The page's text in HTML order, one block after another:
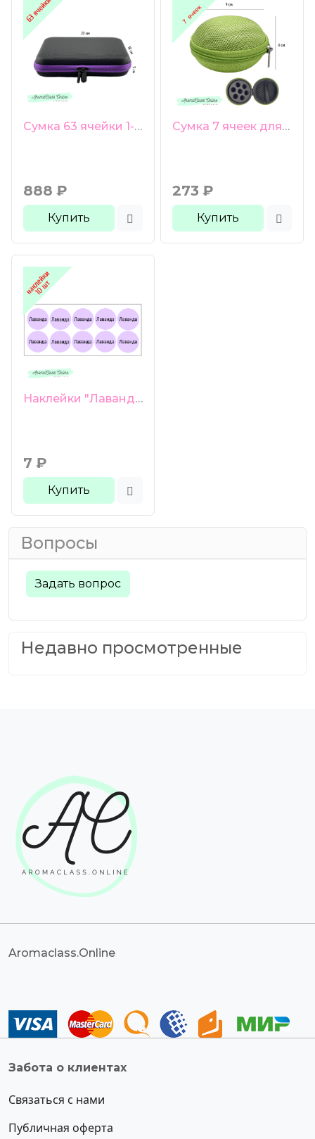
Сумка 63 ячейки 1-3 мл фиолетовая молния
888 ₽
Купить
Сумка 7 ячеек для пробников 1-3 мл, зеленая, твердая форма
273 ₽
Купить
Наклейки "Лаванда" 10 шт
7 ₽
Купить
Вопросы
Задать вопрос
Недавно просмотренные
Aromaclass.Online
Забота о клиентах
Связаться с нами
Публичная оферта